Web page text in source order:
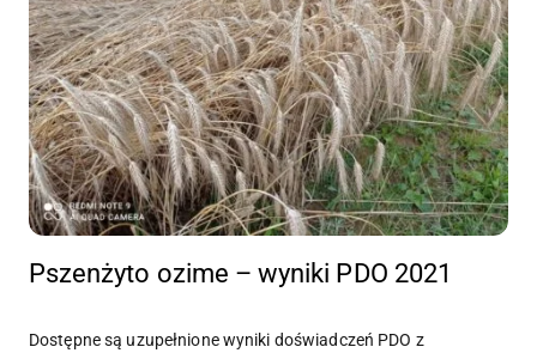
Pszenżyto ozime – wyniki PDO 2021
Dostępne są uzupełnione wyniki doświadczeń PDO z